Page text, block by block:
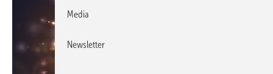
Media
Newsletter